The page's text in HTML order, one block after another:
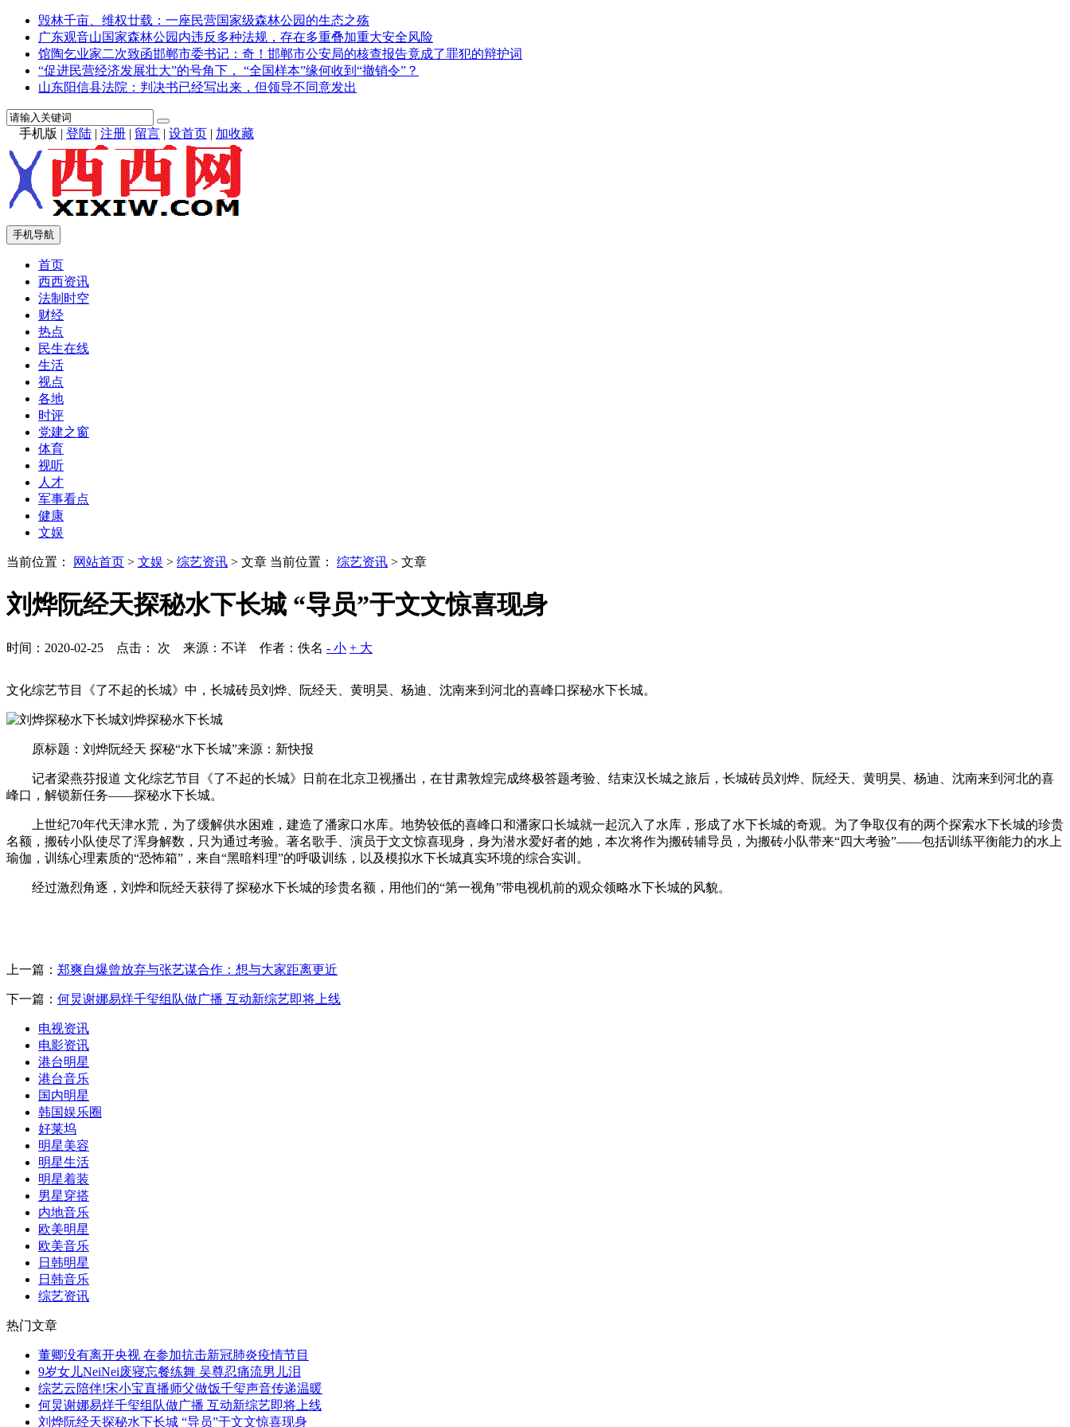
毁林千亩、维权廿载：一座民营国家级森林公园的生态之殇
广东观音山国家森林公园内违反多种法规，存在多重叠加重大安全风险
馆陶乞业家二次致函邯郸市委书记：奇！邯郸市公安局的核查报告竟成了罪犯的辩护词
“促进民营经济发展壮大”的号角下， “全国样本”缘何收到“撤销令”？
山东阳信县法院：判决书已经写出来，但领导不同意发出
手机版 | 登陆 | 注册 | 留言 | 设首页 | 加收藏
手机导航
首页
西西资讯
法制时空
财经
热点
民生在线
生活
视点
各地
时评
党建之窗
体育
视听
人才
军事看点
健康
文娱
当前位置： 网站首页 > 文娱 > 综艺资讯 > 文章 当前位置： 综艺资讯 > 文章
刘烨阮经天探秘水下长城 “导员”于文文惊喜现身
时间：2020-02-25 点击： 次 来源：不详 作者：佚名 - 小 + 大
文化综艺节目《了不起的长城》中，长城砖员刘烨、阮经天、黄明昊、杨迪、沈南来到河北的喜峰口探秘水下长城。
刘烨探秘水下长城
原标题：刘烨阮经天 探秘“水下长城”来源：新快报
记者梁燕芬报道 文化综艺节目《了不起的长城》日前在北京卫视播出，在甘肃敦煌完成终极答题考验、结束汉长城之旅后，长城砖员刘烨、阮经天、黄明昊、杨迪、沈南来到河北的喜
峰口，解锁新任务——探秘水下长城。
上世纪70年代天津水荒，为了缓解供水困难，建造了潘家口水库。地势较低的喜峰口和潘家口长城就一起沉入了水库，形成了水下长城的奇观。为了争取仅有的两个探索水下长城的珍贵
名额，搬砖小队使尽了浑身解数，只为通过考验。著名歌手、演员于文文惊喜现身，身为潜水爱好者的她，本次将作为搬砖辅导员，为搬砖小队带来“四大考验”——包括训练平衡能力的水上
瑜伽，训练心理素质的“恐怖箱”，来自“黑暗料理”的呼吸训练，以及模拟水下长城真实环境的综合实训。
经过激烈角逐，刘烨和阮经天获得了探秘水下长城的珍贵名额，用他们的“第一视角”带电视机前的观众领略水下长城的风貌。
上一篇： 郑爽自爆曾放弃与张艺谋合作：想与大家距离更近
下一篇： 何炅谢娜易烊千玺组队做广播 互动新综艺即将上线
电视资讯
电影资讯
港台明星
港台音乐
国内明星
韩国娱乐圈
好莱坞
明星美容
明星生活
明星着装
男星穿搭
内地音乐
欧美明星
欧美音乐
日韩明星
日韩音乐
综艺资讯
热门文章
董卿没有离开央视 在参加抗击新冠肺炎疫情节目
9岁女儿NeiNei废寝忘餐练舞 吴尊忍痛流男儿泪
综艺云陪伴!宋小宝直播师父做饭千玺声音传递温暖
何炅谢娜易烊千玺组队做广播 互动新综艺即将上线
刘烨阮经天探秘水下长城 “导员”于文文惊喜现身